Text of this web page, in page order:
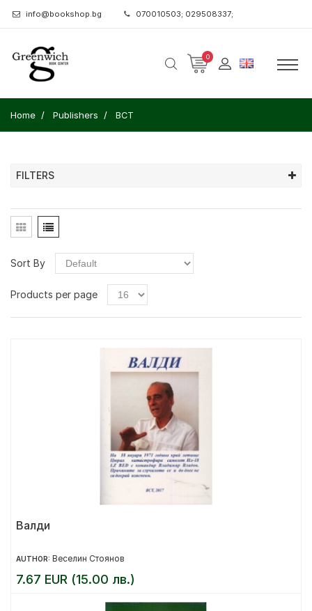
info@bookshop.bg 070010503; 029508337;
0
Home Publishers ВСТ
FILTERS
Sort By
Products per page
Валди
AUTHOR: Веселин Стоянов
7.67 EUR (15.00 лв.)